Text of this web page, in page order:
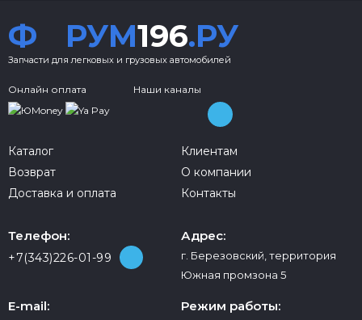
Ф РУМ196.РУ
Запчасти для легковых и грузовых автомобилей
Онлайн оплата Наши каналы
Каталог
Возврат
Доставка и оплата
Клиентам
О компании
Контакты
Телефон:
+7(343)226-01-99
Адрес:
г. Березовский, территория
Южная промзона 5
E-mail: Режим работы: